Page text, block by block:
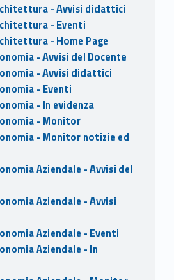
- Avvisi didattici
- Eventi
- Home Page
- Avvisi del Docente
- Avvisi didattici
- Eventi
- In evidenza
- Monitor
- Monitor notizie ed
Aziendale - Avvisi del
Aziendale - Avvisi
Aziendale - Eventi
Aziendale - In